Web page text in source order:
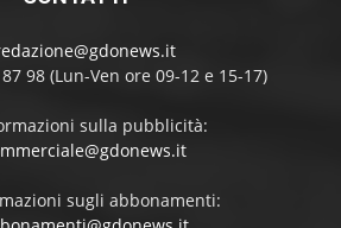
98 (Lun-Ven ore 09-12 e 15-17)
sulla pubblicità:
sugli abbonamenti: